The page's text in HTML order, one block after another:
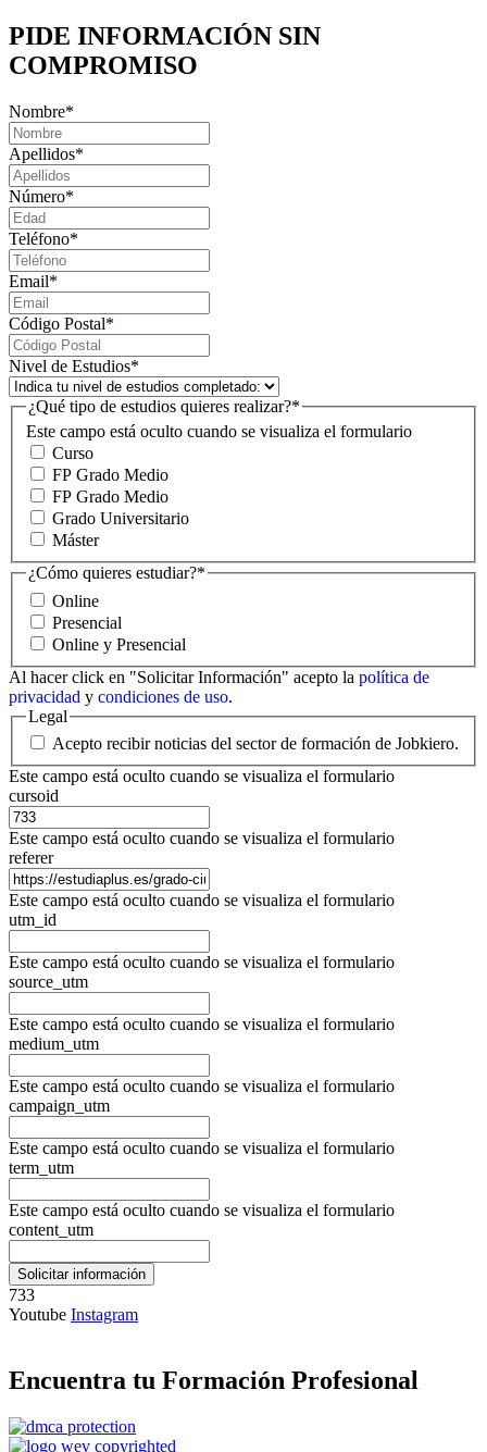
PIDE INFORMACIÓN SIN
COMPROMISO
Nombre*
Apellidos*
Número*
Teléfono*
Email*
Código Postal*
Nivel de Estudios*
Este campo está oculto cuando se visualiza el formulario
¿Qué tipo de estudios quieres realizar?*
Curso
FP Grado Medio
FP Grado Medio
Grado Universitario
Máster
¿Cómo quieres estudiar?*
Online
Presencial
Online y Presencial
Al hacer click en "Solicitar Información" acepto la política de
privacidad y condiciones de uso.
Legal
Acepto recibir noticias del sector de formación de Jobkiero.
Este campo está oculto cuando se visualiza el formulario
cursoid
Este campo está oculto cuando se visualiza el formulario
referer
Este campo está oculto cuando se visualiza el formulario
utm_id
Este campo está oculto cuando se visualiza el formulario
source_utm
Este campo está oculto cuando se visualiza el formulario
medium_utm
Este campo está oculto cuando se visualiza el formulario
campaign_utm
Este campo está oculto cuando se visualiza el formulario
term_utm
Este campo está oculto cuando se visualiza el formulario
content_utm
733
Youtube Instagram
Encuentra tu Formación Profesional